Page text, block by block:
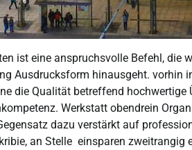
ist eine anspruchsvolle Befehl, die
Ausdrucksform hinausgeht. vorhin
die Qualität betreffend hochwertige
Werkstatt obendrein
dazu verstärkt auf
an Stelle einsparen